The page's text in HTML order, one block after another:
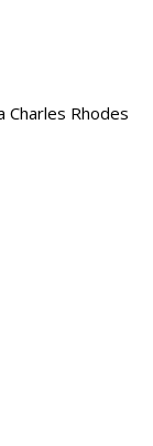
Charles Rhodes